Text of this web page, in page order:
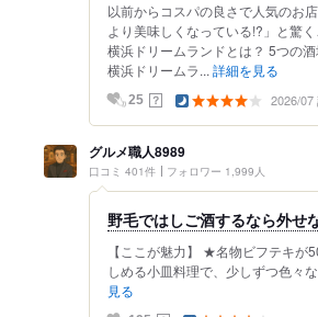
以前からコスパの良さで人気のお
より美味しくなっている!?」と驚
横浜ドリームランドとは？ 5つの
横浜ドリームラ... 詳細を見る
25 ？ 2026/07
グルメ職人8989
口コミ 401件 フォロワー 1,999人
野毛ではしご酒するなら外せ
【ここが魅力】 ★名物ビフテキ
しめる小皿料理で、少しずつ色々
見る